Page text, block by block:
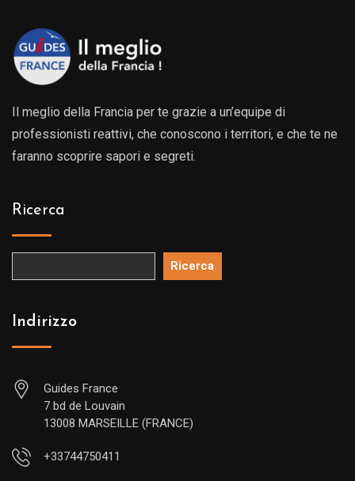
Il meglio della Francia per te grazie a un’equipe di
professionisti reattivi, che conoscono i territori, e che te ne
faranno scoprire sapori e segreti.
Ricerca
Ricerca
Indirizzo
Guides France
7 bd de Louvain
13008 MARSEILLE (FRANCE)
+33744750411